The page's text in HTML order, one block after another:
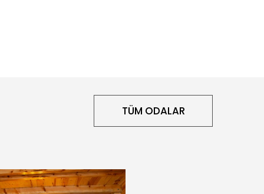
TÜM ODALAR